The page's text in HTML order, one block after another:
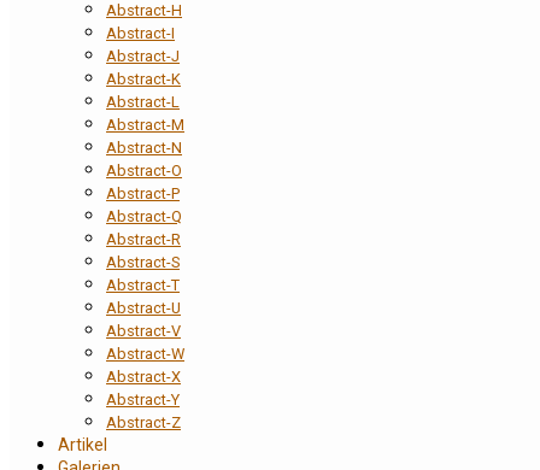
Abstract-H
Abstract-I
Abstract-J
Abstract-K
Abstract-L
Abstract-M
Abstract-N
Abstract-O
Abstract-P
Abstract-Q
Abstract-R
Abstract-S
Abstract-T
Abstract-U
Abstract-V
Abstract-W
Abstract-X
Abstract-Y
Abstract-Z
Artikel